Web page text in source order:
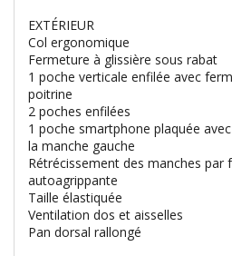
EXTÉRIEUR
Col ergonomique
Fermeture à glissière sous rabat
1 poche verticale enfilée avec
poitrine
2 poches enfilées
1 poche smartphone plaquée
la manche gauche
Rétrécissement des manches par
autoagrippante
Taille élastiquée
Ventilation dos et aisselles
Pan dorsal rallongé